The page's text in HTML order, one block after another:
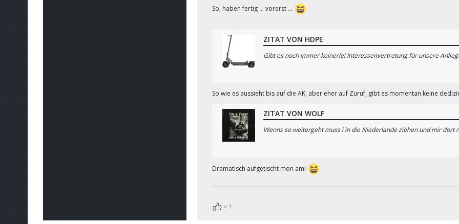
So, haben fertig ... vorerst ...
ZITAT VON HDPE
Gibt es noch immer keinerlei Interessenvertretung für unsere
So wie es aussieht bis auf die AK, aber eher auf Zuruf, gibt es momentan keine
ZITAT VON WOLF
Wenns so weitergeht muss i in die Niederlande ziehen und mir dort
Dramatisch aufgetischt mon ami
1